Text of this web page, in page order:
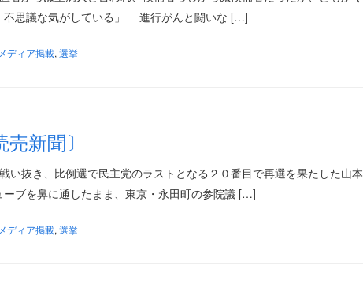
不思議な気がしている」 進行がんと闘いな […]
メディア掲載, 選挙
新聞〕
抜き、比例選で民主党のラストとなる２０番目で再選を果たした山本
ブを鼻に通したまま、東京・永田町の参院議 […]
メディア掲載, 選挙